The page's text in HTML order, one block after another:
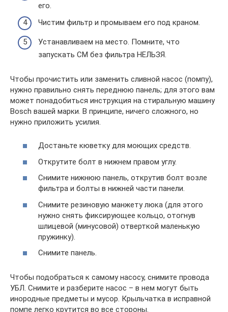
его.
Чистим фильтр и промываем его под краном.
Устанавливаем на место. Помните, что
запускать СМ без фильтра НЕЛЬЗЯ.
Чтобы прочистить или заменить сливной насос (помпу),
нужно правильно снять переднюю панель; для этого вам
может понадобиться инструкция на стиральную машину
Bosch вашей марки. В принципе, ничего сложного, но
нужно приложить усилия.
Достаньте кюветку для моющих средств.
Открутите болт в нижнем правом углу.
Снимите нижнюю панель, открутив болт возле
фильтра и болты в нижней части панели.
Снимите резиновую манжету люка (для этого
нужно снять фиксирующее кольцо, отогнув
шлицевой (минусовой) отверткой маленькую
пружинку).
Снимите панель.
Чтобы подобраться к самому насосу, снимите провода
УБЛ. Снимите и разберите насос – в нем могут быть
инородные предметы и мусор. Крыльчатка в исправной
помпе легко крутится во все стороны.